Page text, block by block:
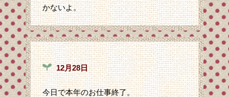
かないよ。
12月28日
今日で本年のお仕事終了。